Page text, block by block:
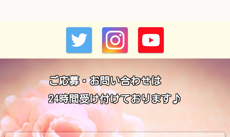
ご応募・お問い合わせは
24時間受け付けております♪